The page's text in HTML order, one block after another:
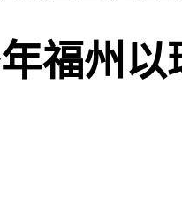
福州以